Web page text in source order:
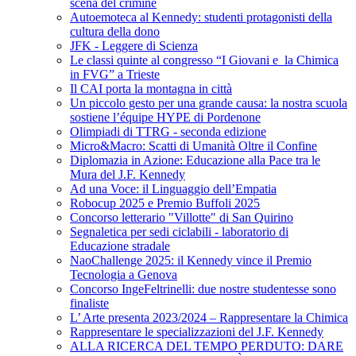
scena del crimine
Autoemoteca al Kennedy: studenti protagonisti della
cultura della dono
JFK - Leggere di Scienza
Le classi quinte al congresso “I Giovani e la Chimica
in FVG” a Trieste
Il CAI porta la montagna in città
Un piccolo gesto per una grande causa: la nostra scuola
sostiene l’équipe HYPE di Pordenone
Olimpiadi di TTRG - seconda edizione
Micro&Macro: Scatti di Umanità Oltre il Confine
Diplomazia in Azione: Educazione alla Pace tra le
Mura del J.F. Kennedy
Ad una Voce: il Linguaggio dell’Empatia
Robocup 2025 e Premio Buffoli 2025
Concorso letterario "Villotte" di San Quirino
Segnaletica per sedi ciclabili - laboratorio di
Educazione stradale
NaoChallenge 2025: il Kennedy vince il Premio
Tecnologia a Genova
Concorso IngeFeltrinelli: due nostre studentesse sono
finaliste
L’ Arte presenta 2023/2024 – Rappresentare la Chimica
Rappresentare le specializzazioni del J.F. Kennedy
ALLA RICERCA DEL TEMPO PERDUTO: DARE